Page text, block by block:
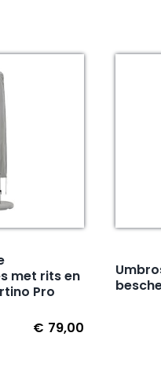
met rits en
Pro
€ 79,00